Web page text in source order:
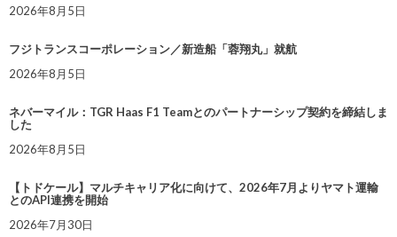
2026年8月5日
フジトランスコーポレーション／新造船「蓉翔丸」就航
2026年8月5日
ネバーマイル：TGR Haas F1 Teamとのパートナーシップ契約を締結しま
した
2026年8月5日
【トドケール】マルチキャリア化に向けて、2026年7月よりヤマト運輸
とのAPI連携を開始
2026年7月30日